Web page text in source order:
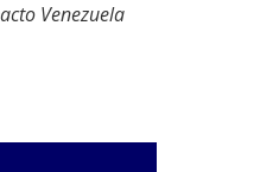
Venezuela